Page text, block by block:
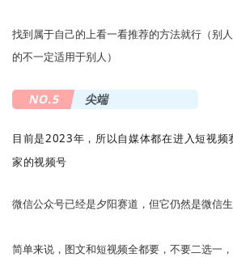
找到属于自己的上看一看推荐的方法就行（别
的不一定适用于别人）
NO.5 尖端
目前是2023年，所以自媒体都在进入短视频
家的视频号
微信公众号已经是夕阳赛道，但它仍然是微信
简单来说，图文和短视频全都要，不要二选一